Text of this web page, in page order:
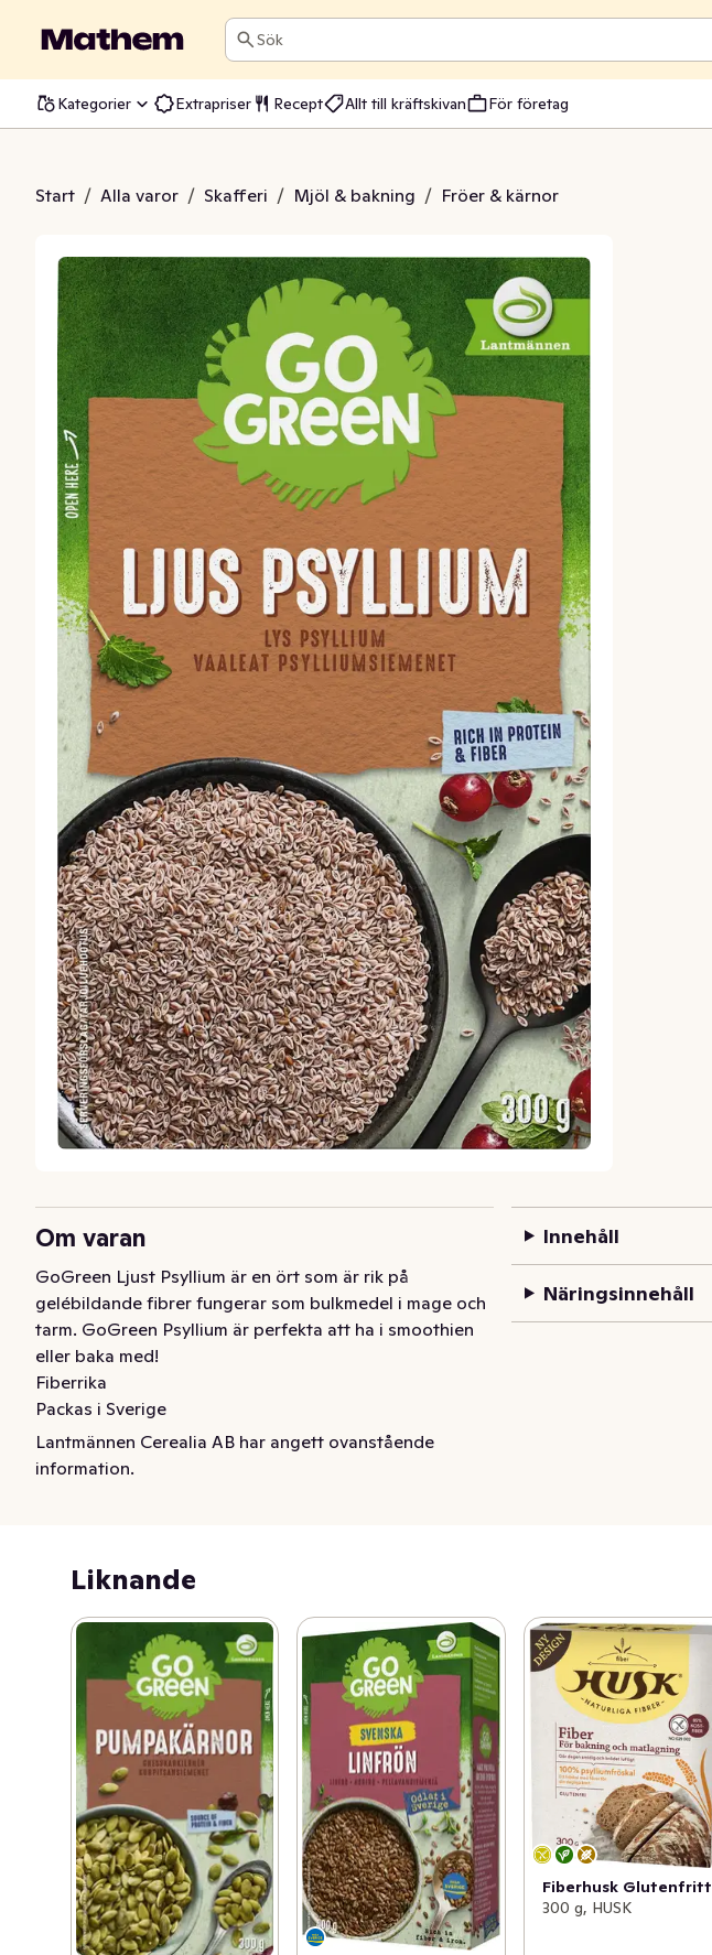
Sök
Kategorier Extrapriser Recept Allt till kräftskivan För företag
Start / Alla varor / Skafferi / Mjöl & bakning / Fröer & kärnor
Ljust
Om varan
GoGreen Ljust Psyllium är en ört som är rik på
gelébildande fibrer fungerar som bulkmedel i mage och
tarm. GoGreen Psyllium är perfekta att ha i smoothien
eller baka med!
Fiberrika
Packas i Sverige
GoGreen Ljust Psyllium är en ört som är rik på
gelébildande fibrer fungerar som bulkmedel i mage och
Fiberrika
Lantmännen Cerealia AB har angett ovanstående
information.
Innehåll
Näringsinnehåll
Liknande
Fiberhusk Glutenfritt
300 g, HUSK